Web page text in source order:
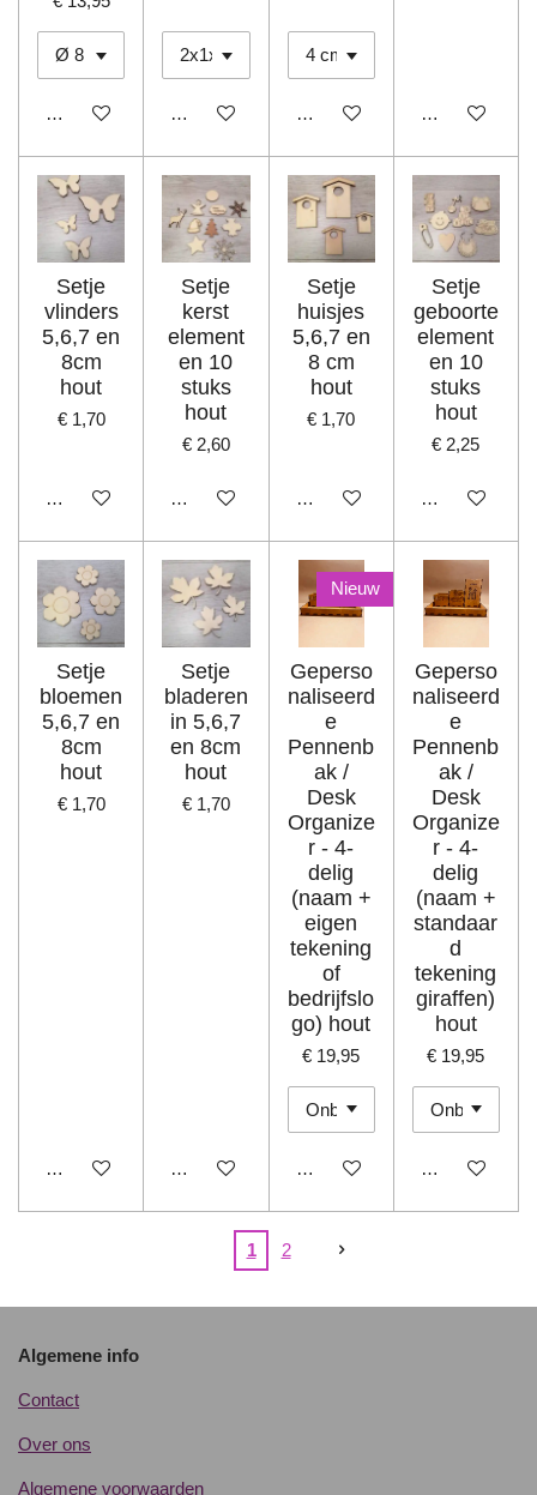
Bekijk details In winkelwagen Bekijk details In
Setje
vlinders
5,6,7 en
8cm
hout
€ 1,70
In winkelwagen
Setje
kerst
element
en 10
stuks
hout
€ 2,60
In winkelwagen
Setje
huisjes
5,6,7 en
8 cm
hout
€ 1,70
In winkelwagen
Setje
geboorte
element
en 10
stuks
hout
€ 2,25
In
Setje
bloemen
5,6,7 en
8cm
hout
€ 1,70
In winkelwagen
Setje
bladeren
in 5,6,7
en 8cm
hout
€ 1,70
In winkelwagen
Nieuw
Geperso
naliseerd
e
Pennenb
ak /
Desk
Organize
r - 4-
delig
(naam +
eigen
tekening
of
bedrijfslo
go) hout
€ 19,95
Bekijk details
Geperso
naliseerd
e
Pennenb
ak /
Desk
Organize
r - 4-
delig
(naam +
standaar
d
tekening
giraffen)
hout
€ 19,95
Bekijk details
1 2
Algemene info
Contact
Over ons
Algemene voorwaarden